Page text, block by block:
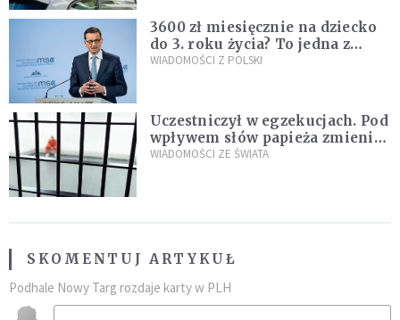
3600 zł miesięcznie na dziecko
do 3. roku życia? To jedna z
propozycji programu "Rozwój
WIADOMOŚCI Z POLSKI
Uczestniczył w egzekucjach. Pod
wpływem słów papieża zmienił
zdanie
WIADOMOŚCI ZE ŚWIATA
SKOMENTUJ ARTYKUŁ
Podhale Nowy Targ rozdaje karty w PLH